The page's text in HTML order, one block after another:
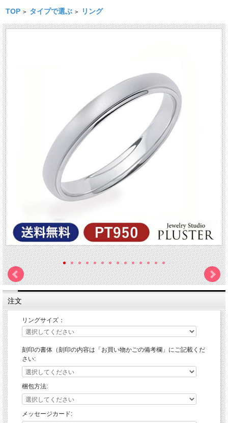
TOP > タイプで選ぶ > リング
注文
リングサイズ：
刻印の書体（刻印の内容は「お買い物かごの備考欄」にご記載くだ
さい:
梱包方法:
メッセージカード: